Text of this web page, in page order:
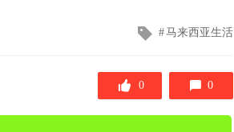
文
签
马来西亚生活
0 0